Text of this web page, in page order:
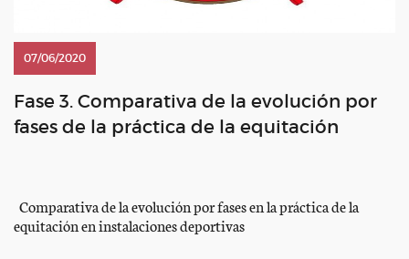
07/06/2020
Fase 3. Comparativa de la evolución por
fases de la práctica de la equitación
Comparativa de la evolución por fases en la práctica de la
equitación en instalaciones deportivas